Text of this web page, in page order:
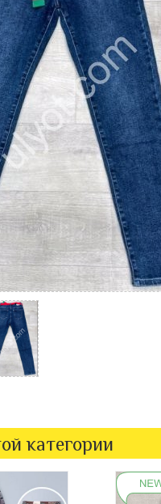
категории